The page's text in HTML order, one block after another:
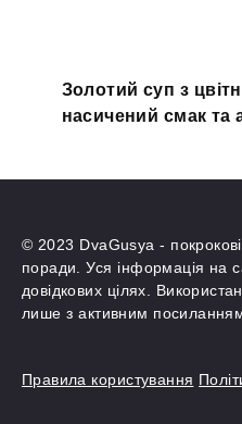
Золотий суп з
насичений смак та
© 2023 DvaGusya -
поради. Уся інформація на
довідкових цілях.
лише з активним
Правила користування